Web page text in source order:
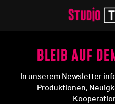
BLEIB AUF
In unserem Newsletter
Produktionen,